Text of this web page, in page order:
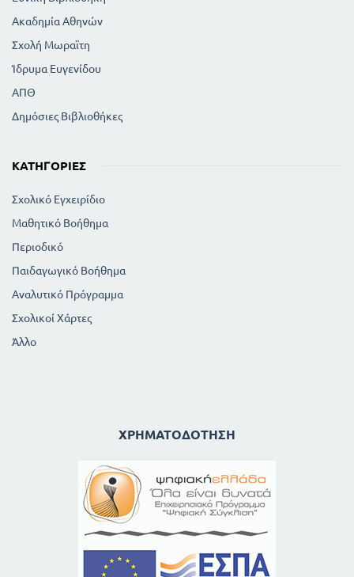
Ακαδημία Αθηνών
Σχολή Μωραϊτη
Ίδρυμα Ευγενίδου
ΑΠΘ
Δημόσιες Βιβλιοθήκες
ΚΑΤΗΓΟΡΊΕΣ
Σχολικό Εγχειρίδιο
Μαθητικό Βοήθημα
Περιοδικό
Παιδαγωγικό Βοήθημα
Αναλυτικό Πρόγραμμα
Σχολικοί Χάρτες
Άλλο
ΧΡΗΜΑΤΟΔΌΤΗΣΗ